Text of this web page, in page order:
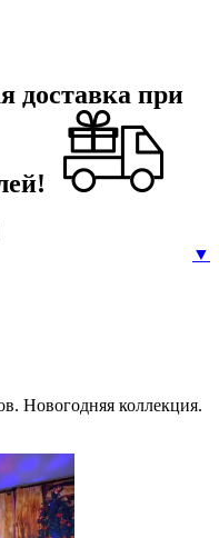
доставка при
▼
Новогодняя коллекция.